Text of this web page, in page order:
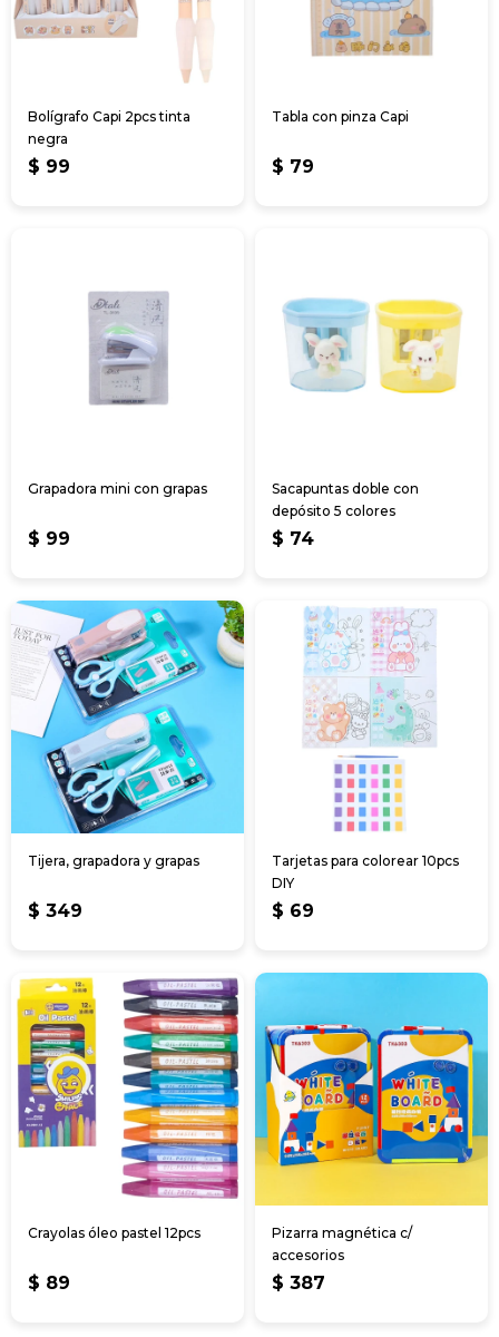
Bolígrafo Capi 2pcs tinta
negra
$ 99
Tabla con pinza Capi
$ 79
Grapadora mini con grapas
$ 99
Sacapuntas doble con
depósito 5 colores
$ 74
Tijera, grapadora y grapas
$ 349
Tarjetas para colorear 10pcs
DIY
$ 69
Crayolas óleo pastel 12pcs
$ 89
Pizarra magnética c/
accesorios
$ 387